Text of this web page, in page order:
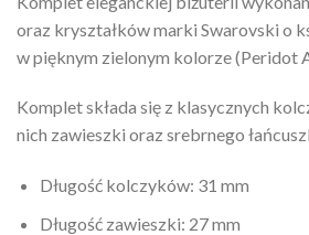
oraz kryształków marki Swarovski o
w pięknym zielonym kolorze (Peridot
Komplet składa się z klasycznych
nich zawieszki oraz srebrnego
Długość kolczyków: 31 mm
Długość zawieszki: 27 mm